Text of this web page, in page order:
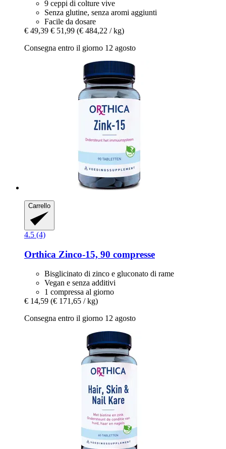
9 ceppi di colture vive
Senza glutine, senza aromi aggiunti
Facile da dosare
€ 49,39 € 51,99 (€ 484,22 / kg)
Consegna entro il giorno 12 agosto
Carrello
4.5 (4)
Orthica Zinco-​15, 90 compresse
Bisglicinato di zinco e gluconato di rame
Vegan e senza additivi
1 compressa al giorno
€ 14,59 (€ 171,65 / kg)
Consegna entro il giorno 12 agosto